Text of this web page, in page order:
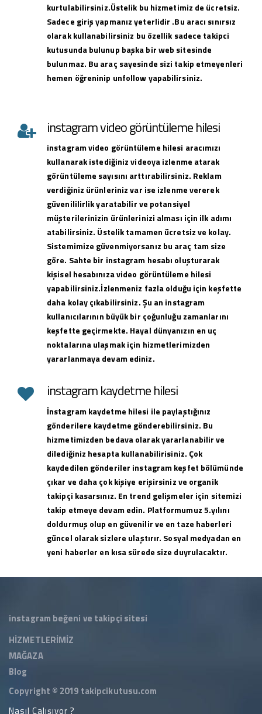
kurtulabilirsiniz.Üstelik bu hizmetimiz de ücretsiz.
Sadece giriş yapmanız yeterlidir .Bu aracı sınırsız
olarak kullanabilirsiniz bu özellik sadece takipci
kutusunda bulunup başka bir web sitesinde
bulunmaz. Bu araç sayesinde sizi takip etmeyenleri
hemen öğreninip unfollow yapabilirsiniz.
instagram video görüntüleme hilesi
instagramvideo görüntüleme hilesi aracımızı
kullanarak istediğiniz videoya izlenme atarak
görüntüleme sayısını arttırabilirsiniz. Reklam
verdiğiniz ürünleriniz var ise izlenme vererek
güvenililirlik yaratabilir ve potansiyel
müşterilerinizin ürünlerinizi alması için ilk adımı
atabilirsiniz. Üstelik tamamen ücretsiz ve kolay.
Sistemimize güvenmiyorsanız bu araç tam size
göre. Sahte bir instagram hesabı oluşturarak
kişisel hesabınıza video görüntüleme hilesi
yapabilirsiniz.İzlenmeniz fazla olduğu için keşfette
daha kolay çıkabilirsiniz. Şu an instagram
kullanıcılarının büyük bir çoğunluğu zamanlarını
keşfette geçirmekte. Hayal dünyanızın en uç
noktalarına ulaşmak için hizmetlerimizden
yararlanmaya devam ediniz.
instagram kaydetme hilesi
İnstagram kaydetme hilesi ile paylaştığınız
gönderilere kaydetme gönderebilirsiniz. Bu
hizmetimizden bedava olarak yararlanabilir ve
dilediğiniz hesapta kullanabilirisiniz. Çok
kaydedilen gönderiler instagram keşfet bölümünde
çıkar ve daha çok kişiye erişirsiniz ve organik
takipçi kasarsınız. En trend gelişmeler için sitemizi
takip etmeye devam edin. Platformumuz 5.yılını
doldurmuş olup en güvenilir ve en taze haberleri
güncel olarak sizlere ulaştırır. Sosyal medyadan en
yeni haberler en kısa sürede size duyrulacaktır.
instagram beğeni ve takipçi sitesi
HİZMETLERİMİZ
MAĞAZA
Blog
Copyright © 2019 takipcikutusu.com
Nasıl Çalışıyor ?